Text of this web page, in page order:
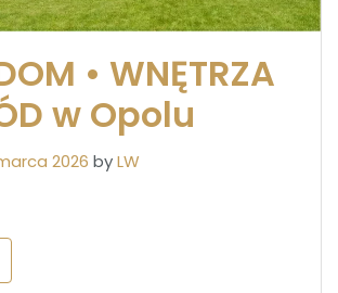
• WNĘTRZA
w Opolu
2026 byLW